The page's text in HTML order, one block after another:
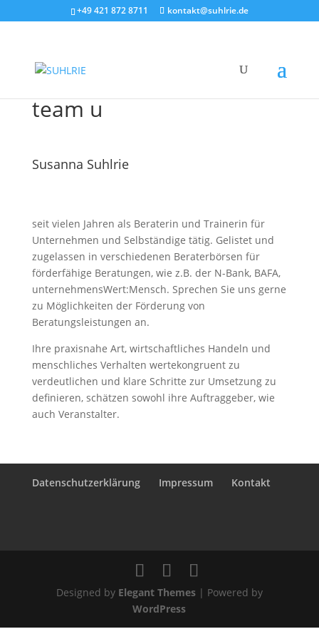
+49 421 872 8711 kontakt@suhlrie.de
team u
Susanna Suhlrie
seit vielen Jahren als Beraterin und Trainerin für
Unternehmen und Selbständige tätig. Gelistet und
zugelassen in verschiedenen Beraterbörsen für
förderfähige Beratungen, wie z.B. der N-Bank, BAFA,
unternehmensWert:Mensch. Sprechen Sie uns gerne
zu Möglichkeiten der Förderung von
Beratungsleistungen an.
Ihre praxisnahe Art, wirtschaftliches Handeln und
menschliches Verhalten wertekongruent zu
verdeutlichen und klare Schritte zur Umsetzung zu
definieren, schätzen sowohl ihre Auftraggeber, wie
auch Veranstalter.
Datenschutzerklärung Impressum Kontakt
Designed by Elegant Themes| Powered by
WordPress